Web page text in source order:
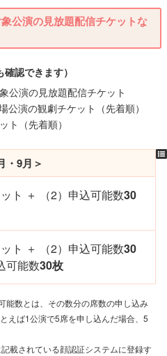
公演の見放題配信チケットな
公演の見放題配信チケット
公演の観劇チケット（先着順）
ト（先着順）
・9月＞
ット ＋ （2）申込可能数30
ット ＋ （2）申込可能数30
可能数30枚
能数とは、その数分の席数の申し込み
えば1公演で5席を申し込んだ場合、5
載されている顔認証システムに登録す